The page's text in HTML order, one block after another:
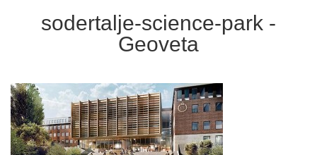
sodertalje-science-park -
Geoveta